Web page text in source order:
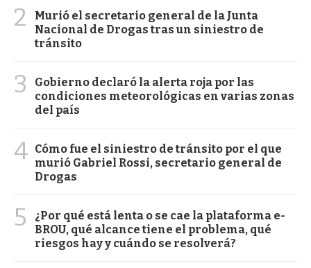
2
Murió el secretario general de la Junta
Nacional de Drogas tras un siniestro de
tránsito
3
Gobierno declaró la alerta roja por las
condiciones meteorológicas en varias zonas
del país
4 Cómo fue el siniestro de tránsito por el que
murió Gabriel Rossi, secretario general de
Drogas
5
¿Por qué está lenta o se cae la plataforma e-
BROU, qué alcance tiene el problema, qué
riesgos hay y cuándo se resolverá?